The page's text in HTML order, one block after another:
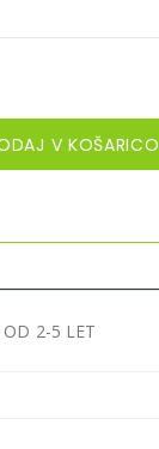
V KOŠARICO
OD 2-5 LET